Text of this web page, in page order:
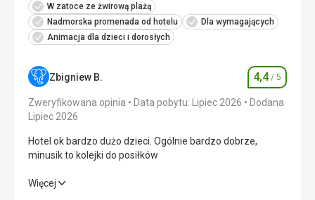
W zatoce ze żwirową plażą
Nadmorska promenada od hotelu
Dla wymagających
Animacja dla dzieci i dorosłych
Zbigniew B. Ocena
4,4/ 5
Zweryfikowana opinia Data pobytu: Lipiec 2026
Dodana
Lipiec 2026
Hotel ok bardzo dużo dzieci. Ogólnie bardzo dobrze,
minusik to kolejki do posiłków
Hotel ok bardzo dużo dzieci. Ogólnie bardzo dobrze,
Więcej